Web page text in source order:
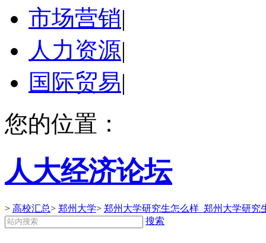
市场营销|
人力资源|
国际贸易|
您的位置：
人大经济论坛
> 高校汇总> 郑州大学> 郑州大学研究生怎么样_郑州大学研究
搜索